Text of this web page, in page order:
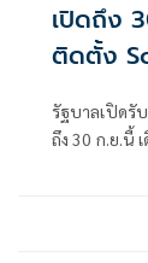
เปิดถึง
ติดตั้ง
รัฐบาลเปิดรั
ถึง 30 ก.ย.นี้